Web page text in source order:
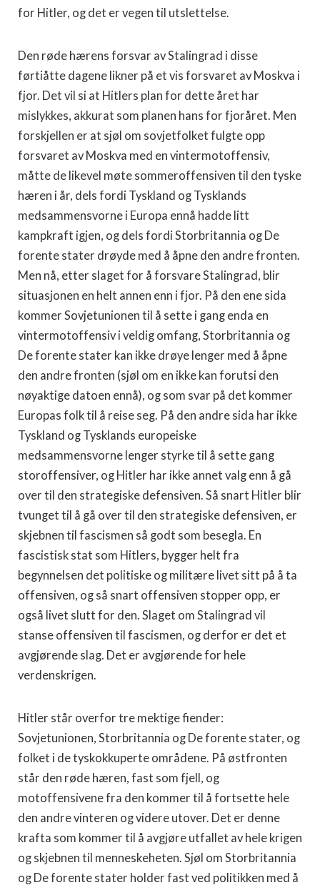
for Hitler, og det er vegen til utslettelse.
Den røde hærens forsvar av Stalingrad i disse
førtiåtte dagene likner på et vis forsvaret av Moskva i
fjor. Det vil si at Hitlers plan for dette året har
mislykkes, akkurat som planen hans for fjoråret. Men
for­skjellen er at sjøl om sovjetfolket fulgte opp
forsvaret av Moskva med en vintermotoffensiv,
måtte de likevel møte sommeroffensiven til den tyske
hæren i år, dels fordi Tyskland og Tysklands
medsammensvorne i Europa ennå hadde litt
kampkraft igjen, og dels fordi Storbritannia og De
forente stater drøyde med å åpne den andre fronten.
Men nå, et­ter slaget for å forsvare Stalingrad, blir
situasjonen en helt annen enn i fjor. På den ene sida
kommer Sovjetunionen til å sette i gang enda en
vintermotoffensiv i veldig omfang, Storbritannia og
De forente stater kan ikke drøye lenger med å åpne
den andre fronten (sjøl om en ikke kan forutsi den
nøyaktige datoen ennå), og som svar på det kommer
Europas folk til å reise seg. På den andre sida har ikke
Tyskland og Tysklands europeiske
medsammensvorne lenger styrke til å sette gang
storoffensiver, og Hitler har ikke annet valg enn å gå
over til den stra­tegiske defensiven. Så snart Hitler blir
tvunget til å gå over til den stra­tegiske defensiven, er
skjebnen til fascismen så godt som besegla. En
fascistisk stat som Hitlers, bygger helt fra
begynnelsen det politiske og militære livet sitt på å ta
offensiven, og så snart offensiven stopper opp, er
også livet slutt for den. Slaget om Stalingrad vil
stanse offensi­ven til fascismen, og derfor er det et
avgjørende slag. Det er avgjøren­de for hele
verdenskrigen.
Hitler står overfor tre mektige fiender:
Sovjetunionen, Storbritannia og De forente stater, og
folket i de tyskokkuperte områdene. På øst­fronten
står den røde hæren, fast som fjell, og
motoffensivene fra den kommer til å fortsette hele
den andre vinteren og videre utover. Det er denne
krafta som kommer til å avgjøre utfallet av hele krigen
og skjeb­nen til menneskeheten. Sjøl om Storbritannia
og De forente stater hol­der fast ved politikken med å